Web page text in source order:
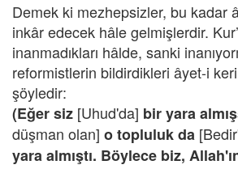
Demek ki mezhepsizler, bu kadar
inkâr edecek hâle gelmişlerdir.
inanmadıkları hâlde, sanki
reformistlerin bildirdikleri âyet-i
şöyledir:
(Eğer siz [Uhud'da] bir yara
düşman olan] o topluluk da
yara almıştı. Böylece biz,